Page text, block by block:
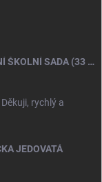
INSECT LORE MOTÝLÍ ZAHRÁDKA KOMPLETNÍ ŠKOLNÍ SADA (33 HOUSENEK)
rychlý a
JEDOVATÁ